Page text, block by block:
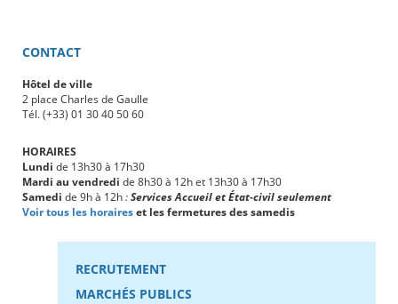
CONTACT
Hôtel de ville
2 place Charles de Gaulle
Tél. (+33) 01 30 40 50 60
HORAIRES
Lundi de 13h30 à 17h30
Mardi au vendredi de 8h30 à 12h et 13h30 à 17h30
Samedi de 9h à 12h:Services Accueil et État-civil seulement
Voir tous les horaireset les fermetures des samedis
RECRUTEMENT
MARCHÉS PUBLICS